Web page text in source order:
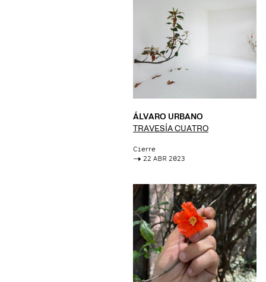
ÁLVARO URBANO
TRAVESÍA CUATRO
Cierre
-> 22 ABR 2023